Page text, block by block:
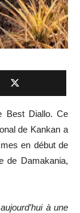
Best Diallo. Ce
de Kankan a
en début de
de Damakania,
à une